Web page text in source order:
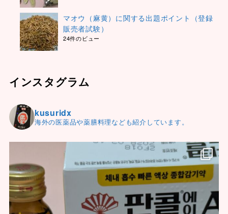
マオウ（麻黄）に関する出題ポイント（登録
販売者試験）
24件のビュー
インスタグラム
kusuridx
海外の医薬品や薬膳料理なども紹介しています。